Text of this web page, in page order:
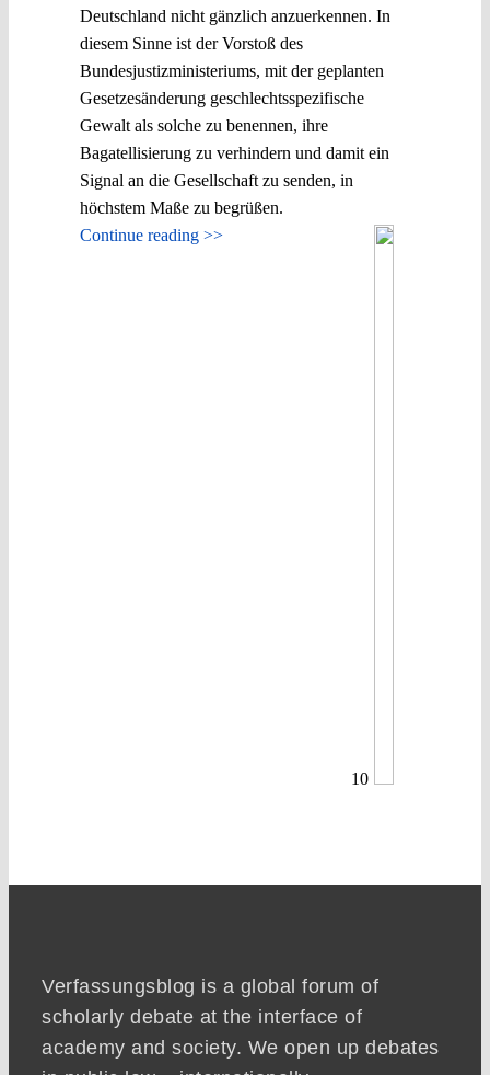
Deutschland nicht gänzlich anzuerkennen. In
diesem Sinne ist der Vorstoß des
Bundesjustizministeriums, mit der geplanten
Gesetzesänderung geschlechtsspezifische
Gewalt als solche zu benennen, ihre
Bagatellisierung zu verhindern und damit ein
Signal an die Gesellschaft zu senden, in
höchstem Maße zu begrüßen.
Continue reading >>
10
Verfassungsblog is a global forum of
scholarly debate at the interface of
academy and society. We open up debates